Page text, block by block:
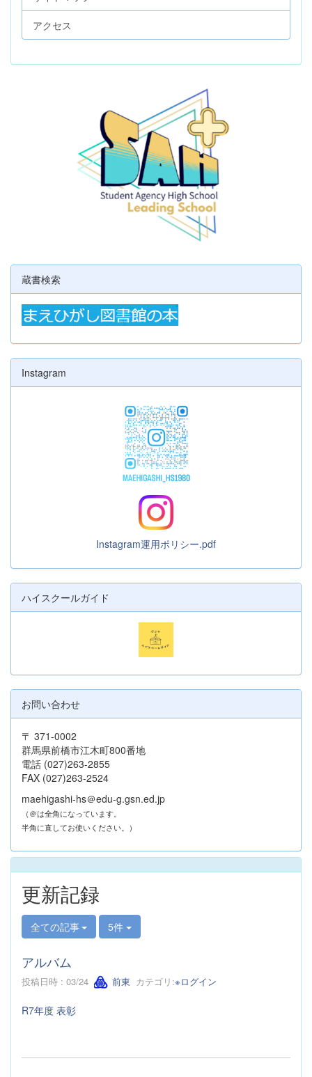
アクセス
蔵書検索
Instagram
Instagram運用ポリシー.pdf
ハイスクールガイド
お問い合わせ
〒 371-0002
群馬県前橋市江木町800番地
電話 (027)263-2855
FAX (027)263-2524
maehigashi-hs＠edu-g.gsn.ed.jp
（＠は全角になっています。
半角に直してお使いください。）
更新記録
全ての記事 5件
アルバム
投稿日時 : 03/24 前東 カテゴリ:※ログイン
R7年度 表彰